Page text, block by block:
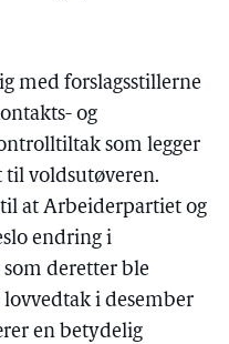
med forslagsstillerne
og
som legger
til voldsutøveren.
at Arbeiderpartiet og
endring i
som deretter ble
i desember
en betydelig